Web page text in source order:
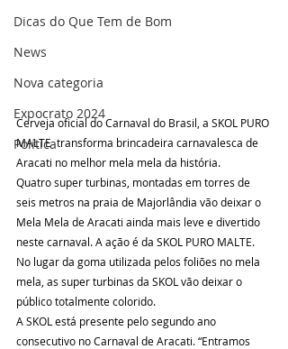
Dicas do Que Tem de Bom
News
Nova categoria
Expocrato 2024
Política
Cerveja oficial do Carnaval do Brasil, a SKOL PURO
MALTE  transforma brincadeira carnavalesca de
Aracati no melhor mela mela da história.
Quatro super turbinas, montadas em torres de
seis metros na praia de Majorlândia vão deixar o
Mela Mela de Aracati ainda mais leve e divertido
neste carnaval. A ação é da SKOL PURO MALTE.
No lugar da goma utilizada pelos foliões no mela
mela, as super turbinas da SKOL vão deixar o
público totalmente colorido.
A SKOL está presente pelo segundo ano
consecutivo no Carnaval de Aracati. “Entramos